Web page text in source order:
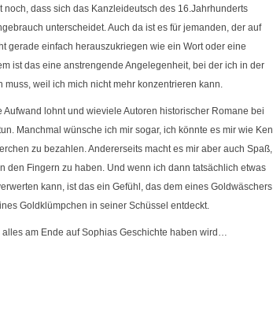
dass sich das Kanzleideutsch des 16.Jahrhunderts
unterscheidet. Auch da ist es für jemanden, der auf
gerade einfach herauszukriegen wie ein Wort oder eine
ist das eine anstrengende Angelegenheit, bei der ich in der
weil ich mich nicht mehr konzentrieren kann.
Aufwand lohnt und wieviele Autoren historischer Romane bei
Manchmal wünsche ich mir sogar, ich könnte es mir wie Ken
zu bezahlen. Andererseits macht es mir aber auch Spaß,
den Fingern zu haben. Und wenn ich dann tatsächlich etwas
kann, ist das ein Gefühl, das dem eines Goldwäschers
Goldklümpchen in seiner Schüssel entdeckt.
am Ende auf Sophias Geschichte haben wird…